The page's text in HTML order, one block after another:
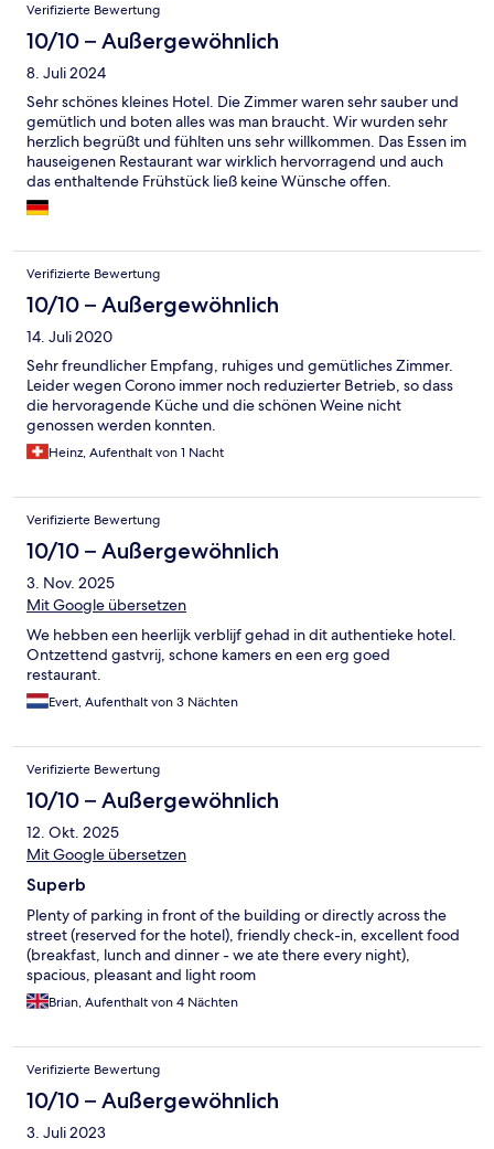
Verifizierte Bewertung
10/10 – Außergewöhnlich
8. Juli 2024
Sehr schönes kleines Hotel. Die Zimmer waren sehr sauber und
gemütlich und boten alles was man braucht. Wir wurden sehr
herzlich begrüßt und fühlten uns sehr willkommen. Das Essen im
hauseigenen Restaurant war wirklich hervorragend und auch
das enthaltende Frühstück ließ keine Wünsche offen.
Verifizierte Bewertung
10/10 – Außergewöhnlich
14. Juli 2020
Sehr freundlicher Empfang, ruhiges und gemütliches Zimmer.
Leider wegen Corono immer noch reduzierter Betrieb, so dass
die hervoragende Küche und die schönen Weine nicht
genossen werden konnten.
Heinz, Aufenthalt von 1 Nacht
Verifizierte Bewertung
10/10 – Außergewöhnlich
3. Nov. 2025
Mit Google übersetzen
We hebben een heerlijk verblijf gehad in dit authentieke hotel.
Ontzettend gastvrij, schone kamers en een erg goed
restaurant.
Evert, Aufenthalt von 3 Nächten
Verifizierte Bewertung
10/10 – Außergewöhnlich
12. Okt. 2025
Mit Google übersetzen
Superb
Plenty of parking in front of the building or directly across the
street (reserved for the hotel), friendly check-in, excellent food
(breakfast, lunch and dinner - we ate there every night),
spacious, pleasant and light room
Brian, Aufenthalt von 4 Nächten
Verifizierte Bewertung
10/10 – Außergewöhnlich
3. Juli 2023